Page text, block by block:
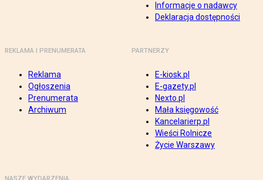
Informacje o nadawcy
Deklaracja dostępności
REKLAMA I PRENUMERATA
Reklama
Ogłoszenia
Prenumerata
Archiwum
PARTNERZY
E-kiosk.pl
E-gazety.pl
Nexto.pl
Mała księgowość
Kancelarierp.pl
Wieści Rolnicze
Życie Warszawy